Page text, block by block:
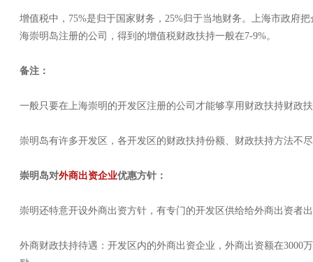
增值税中， 75%是归于国家财务， 25%归于当地财务。上海市政府
海崇明岛注册的公司，得到的增值税财政扶持一般在7-9%。
备注：
一般只要在上海崇明的开发区注册的公司才能够享用财政扶持财政
崇明岛有许多开发区，各开发区的财政扶持份额、财政扶持方法不
崇明岛对外商出资企业优惠方针：
崇明还特意开设外商出资方针，有专门的开发区供给给外商出资者
外商财政扶持待遇：开发区内的外商出资企业，外商出资额在3000